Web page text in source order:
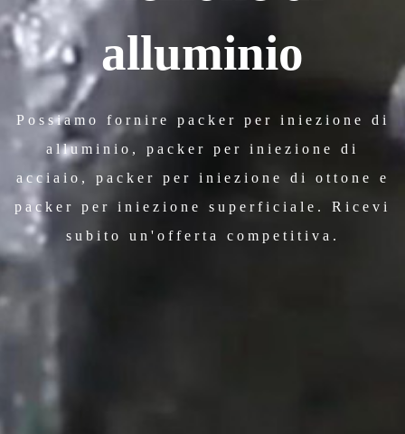
alluminio
Possiamo fornire packer per iniezione di
alluminio, packer per iniezione di
acciaio, packer per iniezione di ottone e
packer per iniezione superficiale. Ricevi
subito un'offerta competitiva.